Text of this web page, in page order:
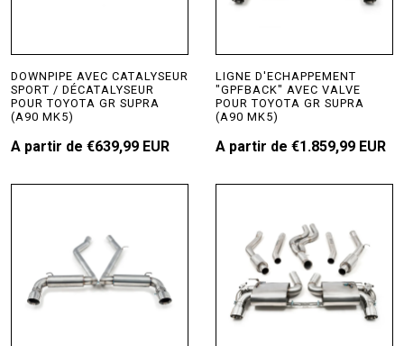
DOWNPIPE AVEC CATALYSEUR
SPORT / DÉCATALYSEUR
POUR TOYOTA GR SUPRA
(A90 MK5)
A partir de €639,99 EUR
LIGNE D'ECHAPPEMENT
"GPFBACK" AVEC VALVE
POUR TOYOTA GR SUPRA
(A90 MK5)
A partir de €1.859,99 EUR